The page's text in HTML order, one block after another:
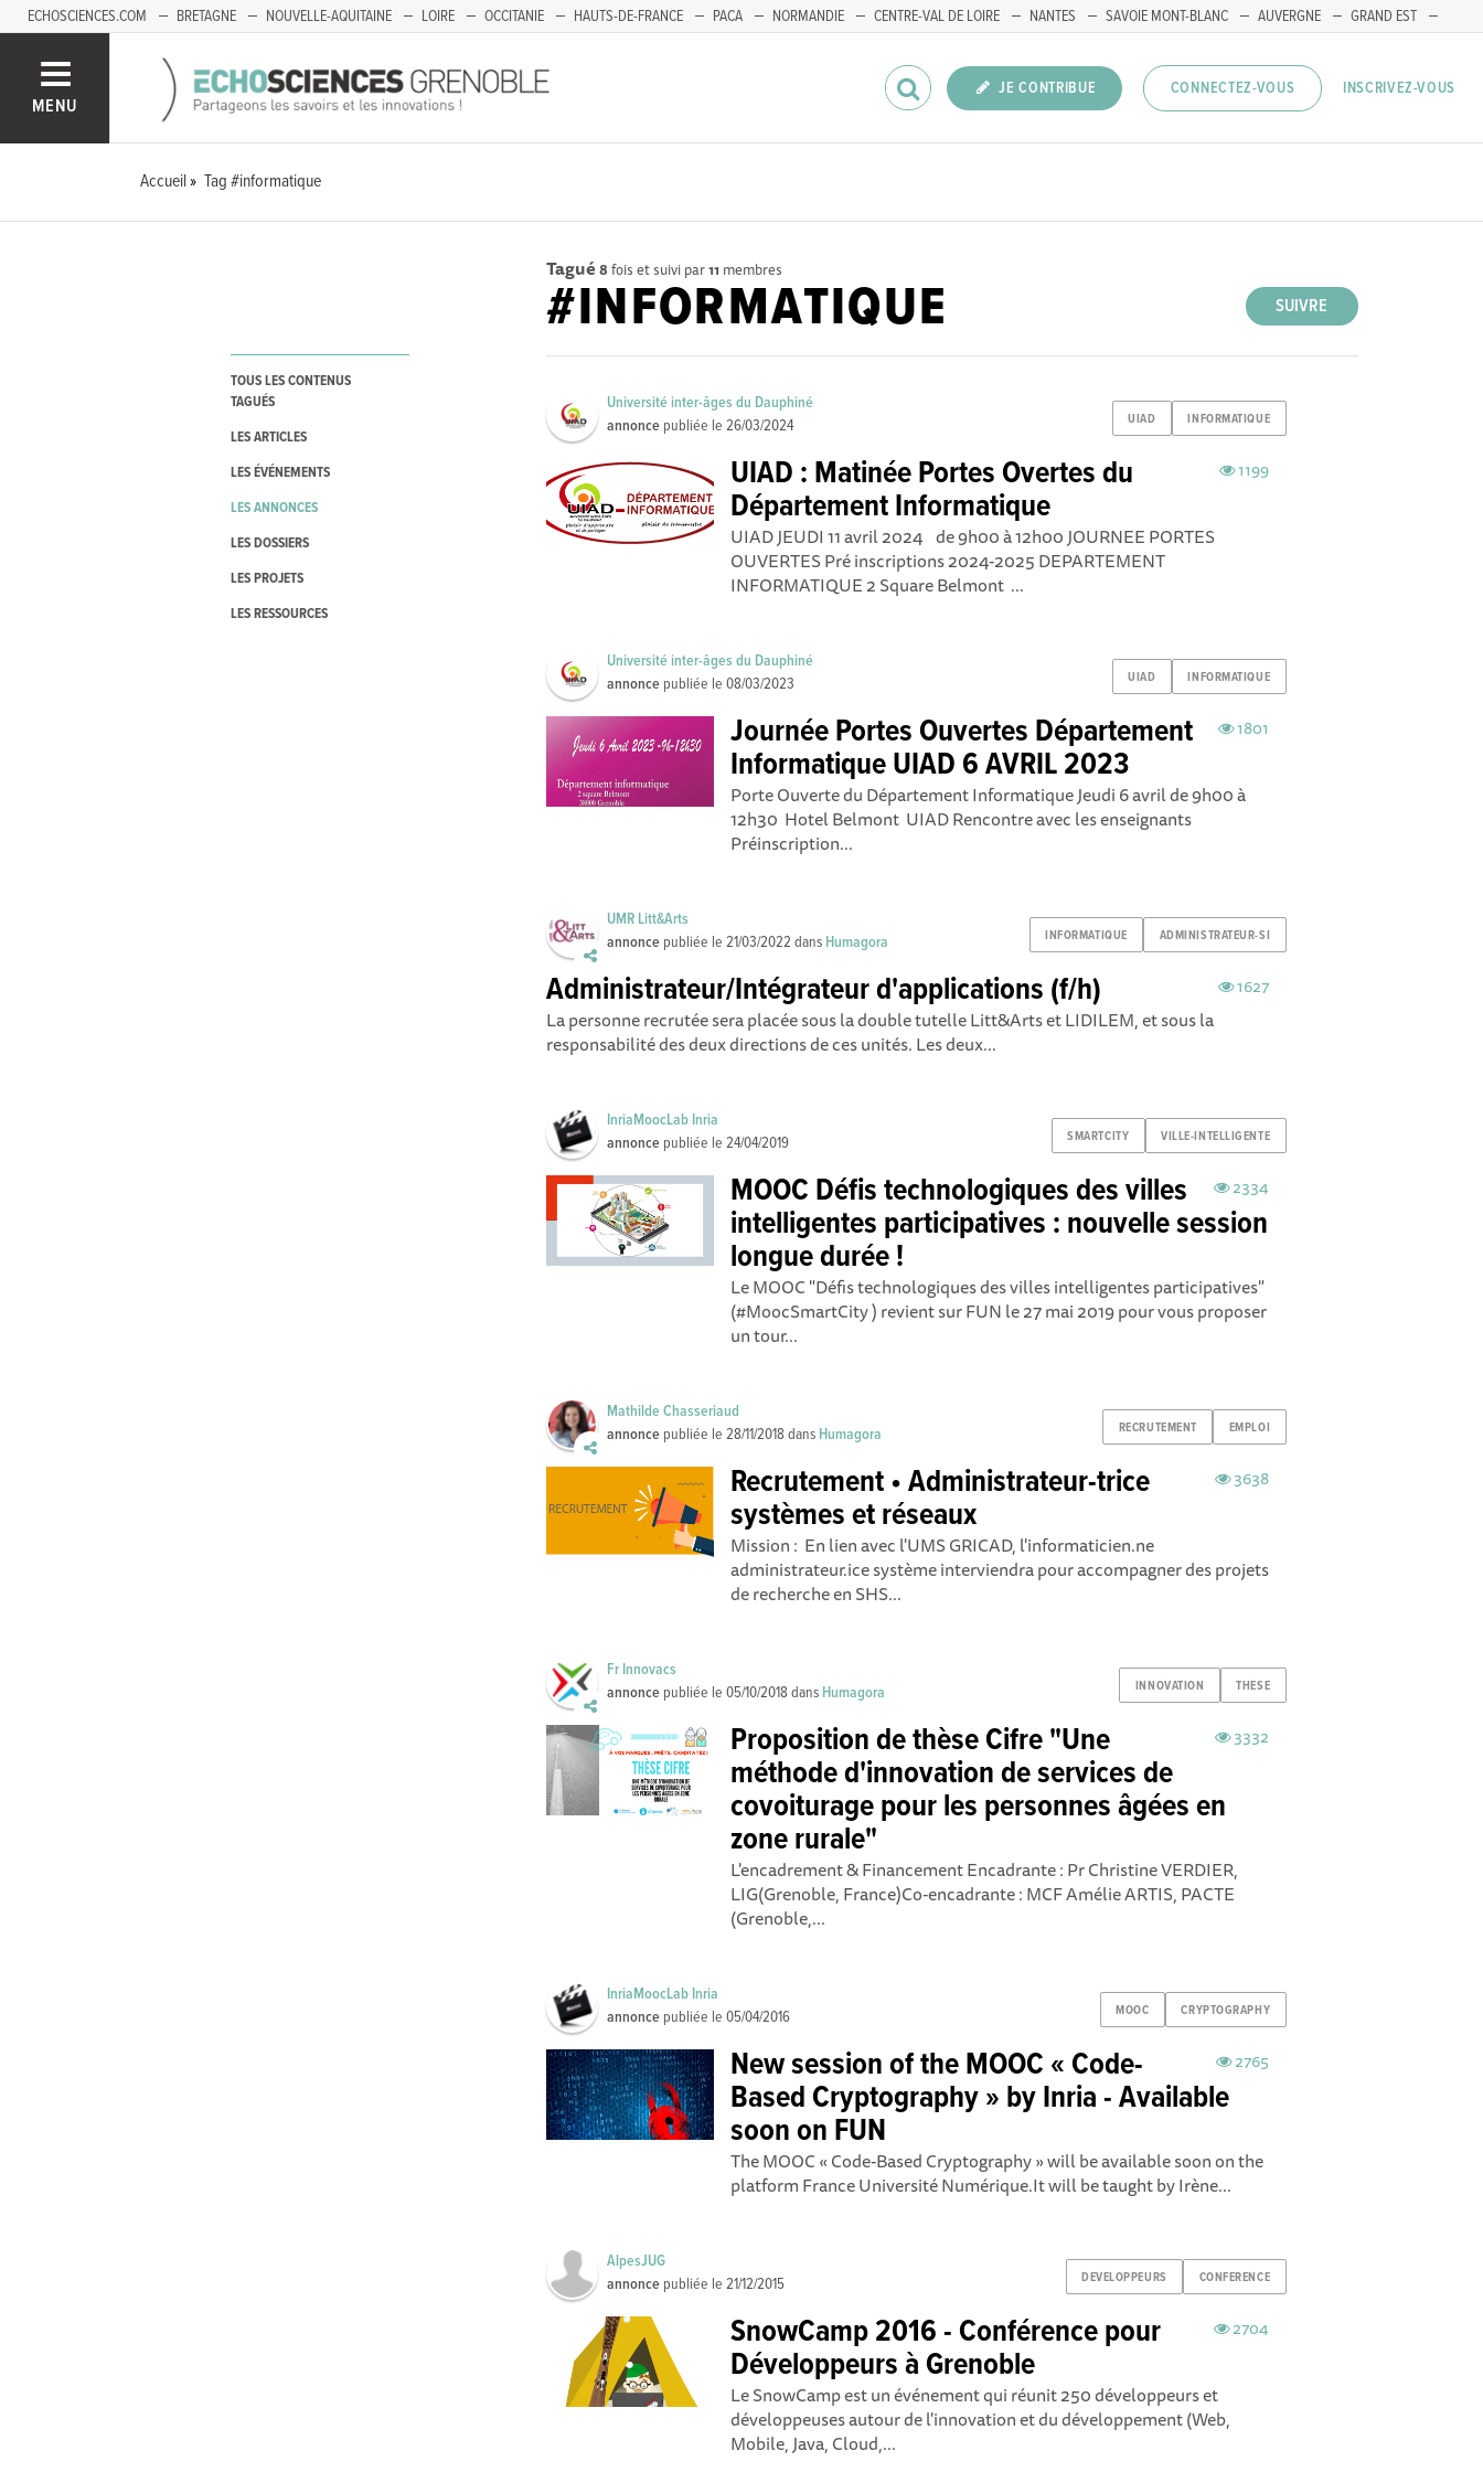
ECHOSCIENCES.COM BRETAGNE NOUVELLE-AQUITAINE LOIRE OCCITANIE HAUTS-DE-FRANCE PACA NORMANDIE CENTRE-VAL DE LOIRE NANTES SAVOIE MONT-BLANC AUVERGNE
GRAND EST
MENU
JE CONTRIBUE CONNECTEZ-VOUS INSCRIVEZ-VOUS
Accueil Tag #informatique
TOUS LES CONTENUS
TAGUÉS
LES ARTICLES
LES ÉVÉNEMENTS
LES ANNONCES
LES DOSSIERS
LES PROJETS
LES RESSOURCES
Tagué 8 fois et suivi par11 membres
SUIVRE
#INFORMATIQUE
UIAD INFORMATIQUE
Université inter-âges du Dauphiné
annonce publiée le26/03/2024
1199
UIAD : Matinée Portes Overtes du
Département Informatique
UIAD JEUDI 11 avril 2024 de 9h00 à 12h00 JOURNEE PORTES
OUVERTES Pré inscriptions 2024-2025 DEPARTEMENT
INFORMATIQUE 2 Square Belmont ...
UIAD INFORMATIQUE
Université inter-âges du Dauphiné
annonce publiée le08/03/2023
1801
Journée Portes Ouvertes Département
Informatique UIAD 6 AVRIL 2023
Porte Ouverte du Département Informatique Jeudi 6 avril de 9h00 à
12h30 Hotel Belmont UIAD Rencontre avec les enseignants
Préinscription...
INFORMATIQUE ADMINISTRATEUR-SI
UMR Litt&Arts
annonce publiée le21/03/2022 dans Humagora
1627
Administrateur/Intégrateur d'applications (f/h)
La personne recrutée sera placée sous la double tutelle Litt&Arts et LIDILEM, et sous la
responsabilité des deux directions de ces unités. Les deux...
SMARTCITY VILLE-INTELLIGENTE
InriaMoocLab Inria
annonce publiée le24/04/2019
2334
MOOC Défis technologiques des villes
intelligentes participatives : nouvelle session
longue durée !
Le MOOC "Défis technologiques des villes intelligentes participatives"
(#MoocSmartCity ) revient sur FUN le 27 mai 2019 pour vous proposer
un tour...
RECRUTEMENT EMPLOI
Mathilde Chasseriaud
annonce publiée le28/11/2018 dans Humagora
3638
Recrutement • Administrateur-trice
systèmes et réseaux
Mission : En lien avec l'UMS GRICAD, l'informaticien.ne
administrateur.ice système interviendra pour accompagner des projets
de recherche en SHS...
INNOVATION THESE
Fr Innovacs
annonce publiée le05/10/2018 dans Humagora
3332
Proposition de thèse Cifre "Une
méthode d'innovation de services de
covoiturage pour les personnes âgées en
zone rurale"
L'encadrement & Financement Encadrante : Pr Christine VERDIER,
LIG(Grenoble, France)Co-encadrante : MCF Amélie ARTIS, PACTE
(Grenoble,...
MOOC CRYPTOGRAPHY
InriaMoocLab Inria
annonce publiée le05/04/2016
2765
New session of the MOOC « Code-
Based Cryptography » by Inria - Available
soon on FUN
The MOOC « Code-Based Cryptography » will be available soon on the
platform France Université Numérique.It will be taught by Irène...
DEVELOPPEURS CONFERENCE
AlpesJUG
annonce publiée le21/12/2015
2704
SnowCamp 2016 - Conférence pour
Développeurs à Grenoble
Le SnowCamp est un événement qui réunit 250 développeurs et
développeuses autour de l'innovation et du développement (Web,
Mobile, Java, Cloud,...